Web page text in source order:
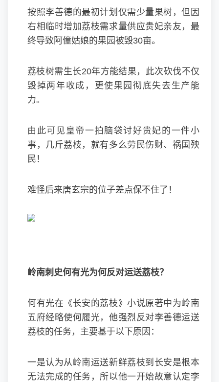
按照李善德的最初计划仅需少量果树，但因
右相临时增加荔枝需求量供应贵妃亲友，最
终导致阿僮姑娘的果园被毁30亩。
荔枝树需生长20年方能结果，此次砍伐不仅
毁掉两年收成，更使果园彻底失去生产能
力。
由此可见皇帝一拍脑袋讨好贵妃的一件小
事，几斤荔枝，就有多么劳民伤财、祸国殃
民！
难怪后来唐玄宗的位子差点保不住了！
岭南刺史何有光为何反对运送荔枝？
何有光在《长安的荔枝》小说原著中为岭南
五府经略使何履光，他强烈反对李善德运送
荔枝的任务，主要基于以下原因：
一是认为从岭南运送新鲜荔枝到长安是根本
无法完成的任务，所以他一开始故意认定李